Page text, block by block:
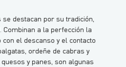
destacan por su tradición,
Combinan a la perfección la
con el descanso y el contacto
ordeñe de cabras y
y panes, son algunas